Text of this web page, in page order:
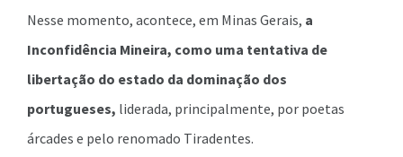
Nesse momento, acontece, em Minas Gerais, a
Inconfidência Mineira, como uma tentativa de
libertação do estado da dominação dos
portugueses, liderada, principalmente, por poetas
árcades e pelo renomado Tiradentes.